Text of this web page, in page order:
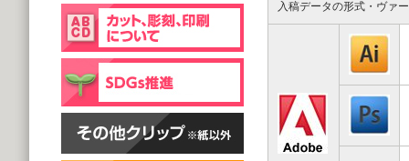
入稿データの形式・ヴァ
片面彫刻タイプ
(1,000個 1個あたり)
スタンドクリップ